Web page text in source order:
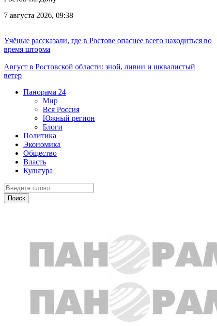
7 августа 2026, 09:38
Учёные рассказали, где в Ростове опаснее всего находиться во
время шторма
Август в Ростовской области: зной, ливни и шквалистый
ветер
Панорама 24
Мир
Вся Россия
Южный регион
Блоги
Политика
Экономика
Общество
Власть
Культура